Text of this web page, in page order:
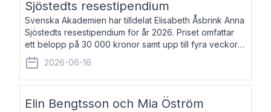
Sjöstedts resestipendium
Svenska Akademien har tilldelat Elisabeth Åsbrink Anna
Sjöstedts resestipendium för år 2026. Priset omfattar
ett belopp på 30 000 kronor samt upp till fyra veckors
fri vistelse i Akademiens lägenhet i Berlin. Elisabeth
Åsbrink, född 1965 oc
2026-06-16
Elin Bengtsson och Mia Öström